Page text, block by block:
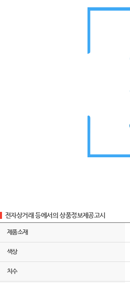
전자상거래 등에서의 상품정보제공고시
제품소재
색상
치수